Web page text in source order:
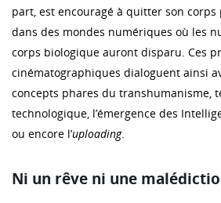
part, est encouragé à quitter son
dans des mondes numériques où les
corps biologique auront disparu. Ces
cinématographiques dialoguent ainsi
concepts phares du transhumanisme,
technologique, l’émergence des
ou encore l’uploading.
Ni un rêve ni une